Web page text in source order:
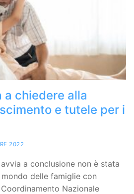
a chiedere alla
e tutele per i
2022
a conclusione non è stata
delle famiglie con
Nazionale